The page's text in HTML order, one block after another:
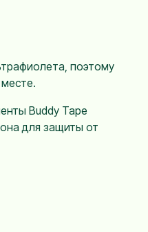
поэтому
Buddy Tape
для защиты от